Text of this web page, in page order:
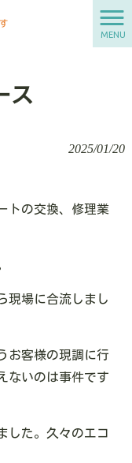
MENU
ス
2025/01/20
トの交換、修理業
現場に合流しまし
お客様の現調に行
ないのは事件です
した。久々のエコ